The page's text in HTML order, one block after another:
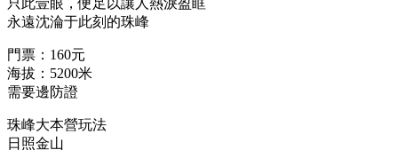
永遠沈淪于此刻的珠峰
門票：160元
海拔：5200米
需要邊防證
珠峰大本營玩法
日照金山